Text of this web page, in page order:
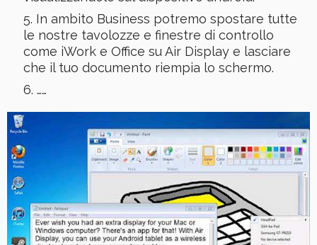
In ambito Business potremo spostare tutte
le nostre tavolozze e finestre di controllo
come iWork e Office su Air Display e lasciare
che il tuo documento riempia lo schermo.
……